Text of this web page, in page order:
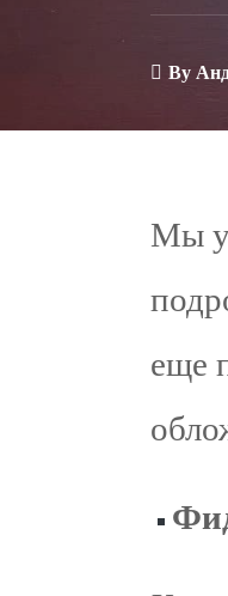
By
Мы
еще